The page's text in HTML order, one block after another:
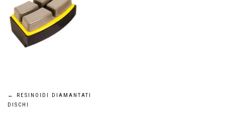
Navigazione
←
RESINOIDI DIAMANTATI
DISCHI